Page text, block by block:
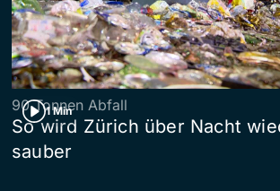
1 Min
90 Tonnen Abfall
So wird Zürich über Nacht
sauber